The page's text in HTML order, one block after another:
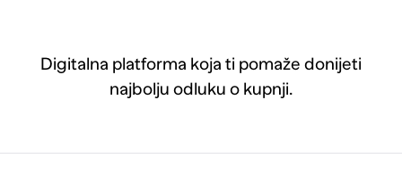
Digitalna platforma koja ti pomaže donijeti
najbolju odluku o kupnji.